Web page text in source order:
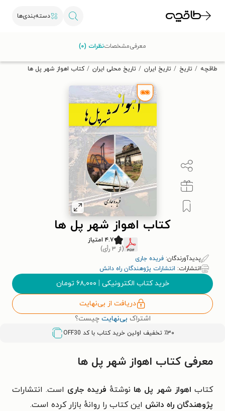
دسته‌بندی‌ها
تخفیف از طاقچه دریافت کن.
طاقچه تاریخ تاریخ ایران تاریخ محلی ایران کتاب اهواز شهر پل ها
کتاب اهواز شهر پل ها
۴.۷ امتیاز
(از ۳ رأی)
پدیدآورندگان: فریده جاری
انتشارات: انتشارات پژوهندگان راه دانش
خرید کتاب الکترونیکی | ۶۸,۰۰۰ تومان
دریافت از بی‌نهایت
اشتراک بی‌نهایت چیست؟
٪۳۰ تخفیف اولین خرید کتاب با کد OFF30
معرفیمشخصاتنظرات (۰)
معرفی کتاب اهواز شهر پل ها
کتاب اهواز شهر پل ها نوشتهٔ فریده جاری است. انتشارات
پژوهندگان راه دانش این کتاب را روانهٔ بازار کرده است.